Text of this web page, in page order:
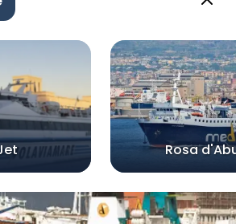
Rosa